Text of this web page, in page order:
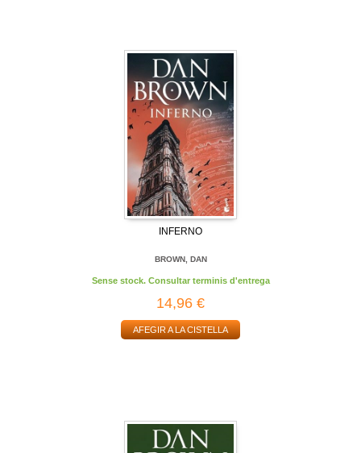
INFERNO
BROWN, DAN
Sense stock. Consultar terminis d'entrega
14,96 €
AFEGIR A LA CISTELLA